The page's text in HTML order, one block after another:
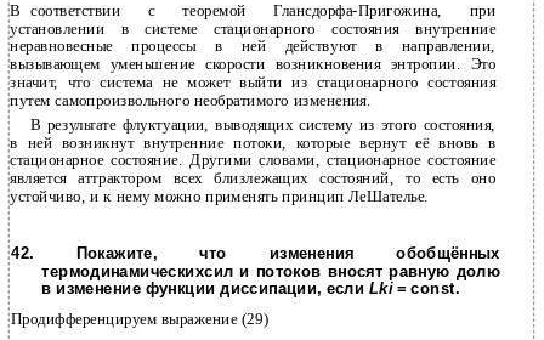
В соответствии с теоремойГлансдорфа-Пригожина, при
установлении в системе стационарного состояния внутренние
неравновесные процессы в ней действуют в направлении,
вызывающем уменьшение скорости возникновения энтропии. Это
значит, что система не может выйти из стационарного состояния
путем самопроизвольного необратимого изменения.
В результате флуктуации, выводящих систему из этого состояния,
в ней возникнут внутренние потоки, которые вернут её вновь в
стационарное состояние. Другими словами, стационарное состояние
является аттрактором всех близлежащих состояний, то есть оно
устойчиво, и к нему можно применять принцип ЛеШателье.
42. Покажите, что изменения обобщённых
термодинамическихсил и потоков вносят равную долю
в изменение функции диссипации, если Lki= const.
Продифференцируем выражение (29)